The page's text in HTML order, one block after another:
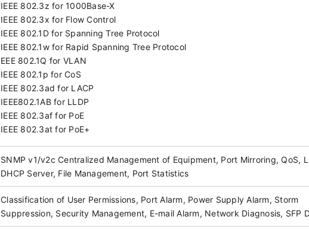
IEEE 802.3z for 1000Base-X
IEEE 802.3x for Flow Control
IEEE 802.1D for Spanning Tree Protocol
IEEE 802.1w for Rapid Spanning Tree Protocol
EEE 802.1Q for VLAN
IEEE 802.1p for CoS
IEEE 802.3ad for LACP
IEEE802.1AB for LLDP
IEEE 802.3af for PoE
IEEE 802.3at for PoE+
SNMP v1/v2c Centralized Management of Equipment, Port Mirroring, QoS,
DHCP Server, File Management, Port Statistics
Classification of User Permissions, Port Alarm, Power Supply Alarm, Storm
Suppression, Security Management, E-mail Alarm, Network Diagnosis, SFP